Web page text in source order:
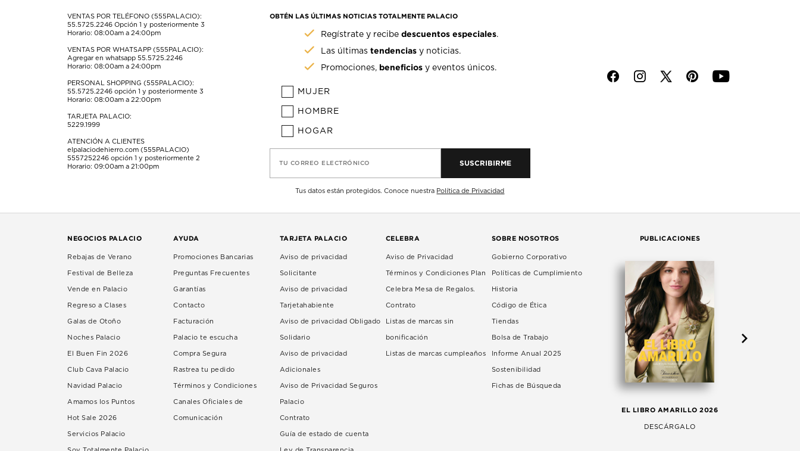
formularioformulario
de
formulario
de
formulario
de
formulario
de
envío.
VENTAS POR TELÉFONO (555PALACIO):
55.5725.2246 Opción 1 y posteriormente 3
Horario: 08:00am a 24:00pm
VENTAS POR WHATSAPP (555PALACIO):
Agregar en whatsapp 55.5725.2246
Horario: 08:00am a 24:00pm
PERSONAL SHOPPING (555PALACIO):
55.5725.2246 opción 1 y posteriormente 3
Horario: 08:00am a 22:00pm
TARJETA PALACIO:
5229.1999
ATENCIÓN A CLIENTES
elpalaciodehierro.com (555PALACIO)
5557252246 opción 1 y posteriormente 2
Horario: 09:00am a 21:00pm
OBTÉN LAS ÚLTIMAS NOTICIAS TOTALMENTE PALACIO
Regístrate y recibedescuentos especiales.
Las últimastendencias y noticias.
Promociones, beneficios y eventos únicos.
MUJER
HOMBRE
HOGAR
TU CORREO ELECTRÓNICO SUSCRIBIRME
Tus datos están protegidos. Conoce nuestra Política de Privacidad
f i p y
NEGOCIOS PALACIO
Rebajas de Verano
Festival de Belleza
Vende en Palacio
Regreso a Clases
Galas de Otoño
Noches Palacio
El Buen Fin 2026
Club Cava Palacio
Navidad Palacio
Amamos los Puntos
Hot Sale 2026
Servicios Palacio
AYUDA
Promociones Bancarias
Preguntas Frecuentes
Garantías
Contacto
Facturación
Palacio te escucha
Compra Segura
Rastrea tu pedido
Términos y Condiciones
Canales Oficiales de
Comunicación
TARJETA PALACIO
Aviso de privacidad
Solicitante
Aviso de privacidad
Tarjetahabiente
Aviso de privacidad Obligado
Solidario
Aviso de privacidad
Adicionales
Aviso de Privacidad Seguros
Palacio
Contrato
Guía de estado de cuenta
CELEBRA
Aviso de Privacidad
Términos y Condiciones Plan
Celebra Mesa de Regalos.
Contrato
Listas de marcas sin
bonificación
Listas de marcas cumpleaños
SOBRE NOSOTROS
Gobierno Corporativo
Políticas de Cumplimiento
Historia
Código de Ética
Tiendas
Bolsa de Trabajo
Informe Anual 2025
Sostenibilidad
Fichas de Búsqueda
PUBLICACIONES
EL LIBRO AMARILLO 2026
DESCÁRGALO